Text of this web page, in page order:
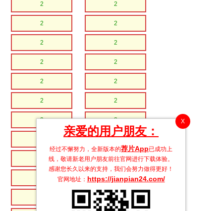
X
亲爱的用户朋友：
经过不懈努力，全新版本的荐片App已成功上
线，敬请新老用户朋友前往官网进行下载体验。
感谢您长久以来的支持，我们会努力做得更好！
官网地址： https://jianpian24.com/
2 2
2 2
2 2
2 2
2 2
2 2
2 2
2
2
2
2